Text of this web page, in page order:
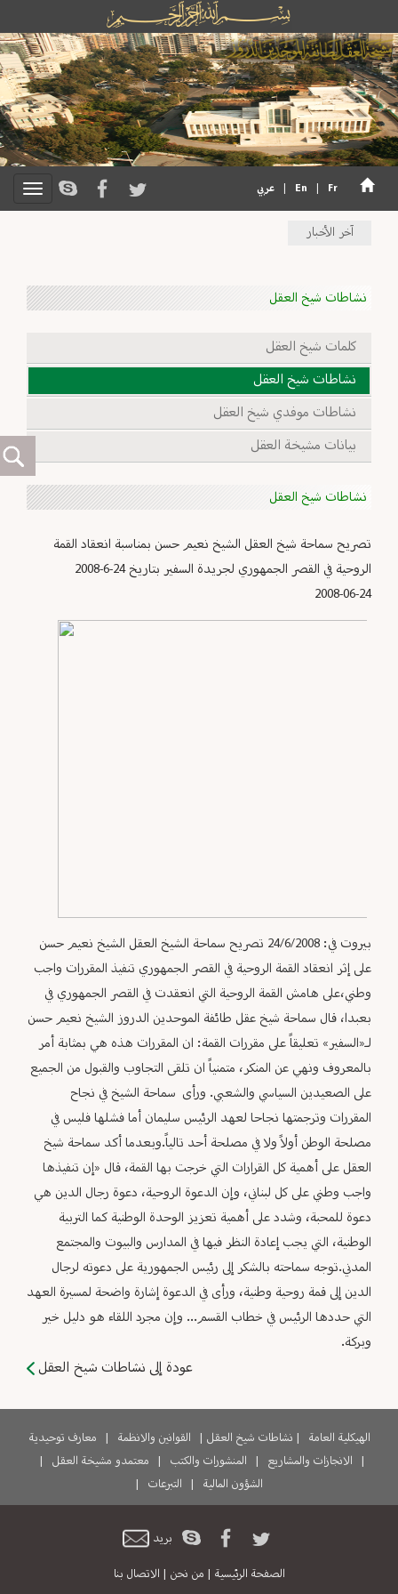
En Fr عربي
آخر الأخبار
نشاطات شيخ العقل
كلمات شيخ العقل
نشاطات شيخ العقل
نشاطات موفدي شيخ العقل
بيانات مشيخة العقل
نشاطات شيخ العقل
تصريح سماحة شيخ العقل الشيخ نعيم حسن بمناسبة انعقاد القمة
الروحية في القصر الجمهوري لجريدة السفير بتاريخ 24-6-2008
2008-06-24
بيروت في: 24/6/2008 تصريح سماحة الشيخ العقل الشيخ نعيم حسن
على إثر انعقاد القمة الروحية في القصر الجمهوري تنفيذ المقررات واجب
وطني،على هامش القمة الروحية التي انعقدت في القصر الجمهوري في
بعبدا، قال سماحة شيخ عقل طائفة الموحدين الدروز الشيخ نعيم حسن
لـ«السفير» تعليقاً على مقررات القمة: ان المقررات هذه هي بمثابة أمر
بالمعروف ونهي عن المنكر، متمنياً ان تلقى التجاوب والقبول من الجميع
على الصعيدين السياسي والشعبي. ورأى سماحة الشيخ في نجاح
المقررات وترجمتها نجاحا لعهد الرئيس سليمان أما فشلها فليس في
مصلحة الوطن أولاً ولا في مصلحة أحد تالياً.وبعدما أكد سماحة شيخ
العقل على أهمية كل القرارات التي خرجت بها القمة، قال «إن تنفيذها
واجب وطني على كل لبناني، وإن الدعوة الروحية، دعوة رجال الدين هي
دعوة للمحبة، وشدد على أهمية تعزيز الوحدة الوطنية كما التربية
الوطنية، التي يجب إعادة النظر فيها في المدارس والبيوت والمجتمع
المدني.توجه سماحته بالشكر إلى رئيس الجمهورية على دعوته لرجال
الدين إلى قمة روحية وطنية، ورأى في الدعوة إشارة واضحة لمسيرة العهد
التي حددها الرئيس في خطاب القسم... وإن مجرد اللقاء هو دليل خير
وبركة.
عودة إلى نشاطات شيخ العقل
الهيكلية العامة | نشاطات شيخ العقل | القوانين والانظمة |
معارف توحيدية
|
الانجازات والمشاريع | المنشورات والكتب | معتمدو مشيخة العقل
|
الشؤون المالية
| التبرعات |
بريد
الصفحة الرئيسية | من نحن | الاتصال بنا